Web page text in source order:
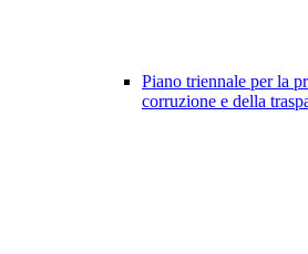
Piano triennale per la
corruzione e della